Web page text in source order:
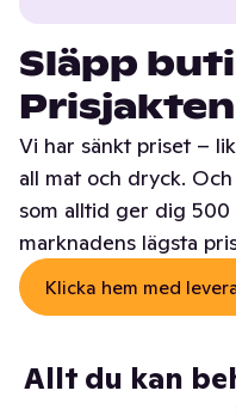
Släpp
Vi har sänkt priset –
all mat och dryck.
som alltid ger dig 500
marknadens lägsta
Klicka hem med
Allt du kan